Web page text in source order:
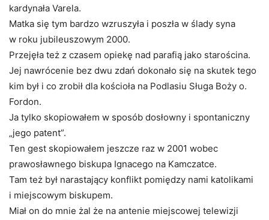
kardynała Varela.
Matka się tym bardzo wzruszyła i poszła w ślady syna
w roku jubileuszowym 2000.
Przejęła też z czasem opiekę nad parafią jako starościna.
Jej nawrócenie bez dwu zdań dokonało się na skutek tego
kim był i co zrobił dla kościoła na Podlasiu Sługa Boży o.
Fordon.
Ja tylko skopiowałem w sposób dosłowny i spontaniczny
„jego patent”.
Ten gest skopiowałem jeszcze raz w 2001 wobec
prawosławnego biskupa Ignacego na Kamczatce.
Tam też był narastający konflikt pomiędzy nami katolikami
i miejscowym biskupem.
Miał on do mnie żal że na antenie miejscowej telewizji